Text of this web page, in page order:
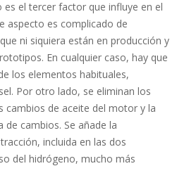
el tercer factor que influye en el
aspecto es complicado de
ni siquiera están en producción y
En cualquier caso, hay que
los elementos habituales,
Por otro lado, se eliminan los
cambios de aceite del motor y la
cambios. Se añade la
incluida en las dos
del hidrógeno, mucho más